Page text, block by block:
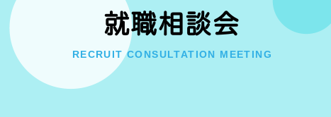
就職相談会
RECRUIT CONSULTATION MEETING